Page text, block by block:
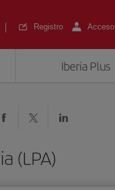
Registro Acceso
Iberia Plus
(LPA)